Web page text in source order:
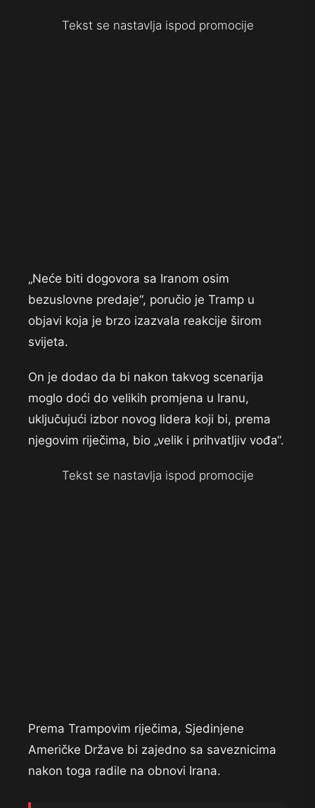
Tekst se nastavlja ispod promocije
„Neće biti dogovora sa Iranom osim
bezuslovne predaje“, poručio je Tramp u
objavi koja je brzo izazvala reakcije širom
svijeta.
On je dodao da bi nakon takvog scenarija
moglo doći do velikih promjena u Iranu,
uključujući izbor novog lidera koji bi, prema
njegovim riječima, bio „velik i prihvatljiv vođa“.
Tekst se nastavlja ispod promocije
Prema Trampovim riječima, Sjedinjene
Američke Države bi zajedno sa saveznicima
nakon toga radile na obnovi Irana.